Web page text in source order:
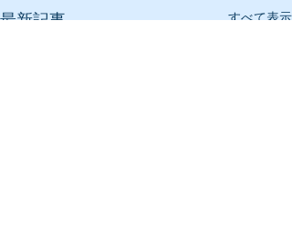
最新記事 すべて表示